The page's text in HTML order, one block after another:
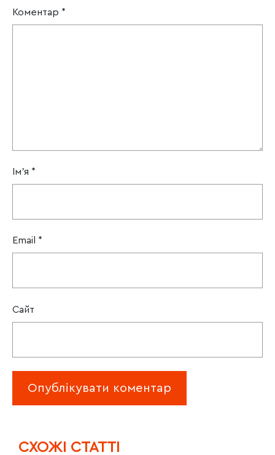
Коментар *
Ім'я *
Email *
Сайт
CХОЖІ СТАТТІ